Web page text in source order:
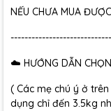
NẾU CHƯA MUA
☁️ HƯỚNG DẪN
( Các mẹ chú ý ở
dụng chỉ đến 3.5kg